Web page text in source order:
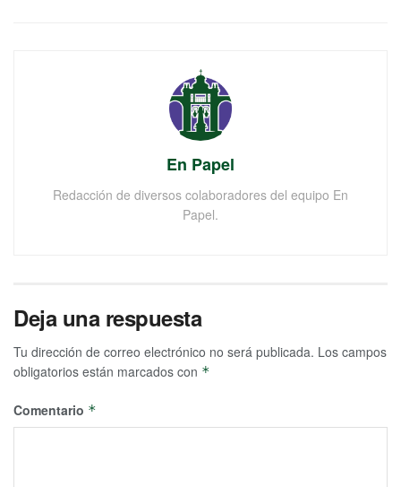
En Papel
Redacción de diversos colaboradores del equipo En
Papel.
Deja una respuesta
Tu dirección de correo electrónico no será publicada. Los campos
obligatorios están marcados con *
Comentario *